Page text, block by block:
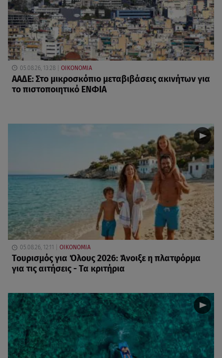
05.08.26, 13:28 ΟΙΚΟΝΟΜΙΑ
ΑΑΔΕ: Στο μικροσκόπιο μεταβιβάσεις ακινήτων για
το πιστοποιητικό ΕΝΦΙΑ
05.08.26, 12:11 ΟΙΚΟΝΟΜΙΑ
Τουρισμός για Όλους 2026: Άνοιξε η πλατφόρμα
για τις αιτήσεις - Τα κριτήρια